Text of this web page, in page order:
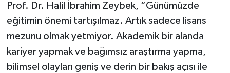
Prof. Dr. Halil İbrahim Zeybek, “Günümüzde
eğitimin önemi tartışılmaz. Artık sadece lisans
mezunu olmak yetmiyor. Akademik bir alanda
kariyer yapmak ve bağımsız araştırma yapma,
bilimsel olayları geniş ve derin bir bakış açısı ile